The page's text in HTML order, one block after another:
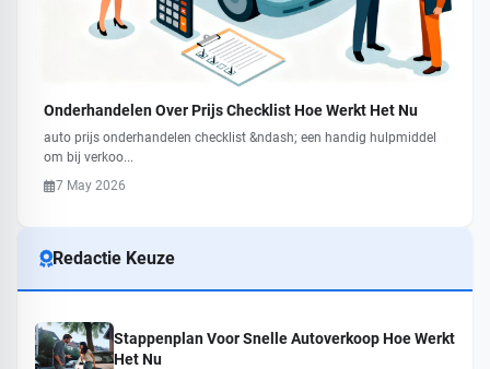
Onderhandelen Over Prijs Checklist Hoe Werkt Het Nu
auto prijs onderhandelen checklist &ndash; een handig hulpmiddel
om bij verkoo...
7 May 2026
Redactie Keuze
Stappenplan Voor Snelle Autoverkoop Hoe Werkt
Het Nu